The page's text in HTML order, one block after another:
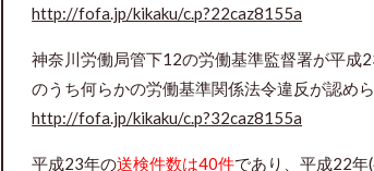
http://fofa.jp/kikaku/c.p?22caz8155a
神奈川労働局管下12の労働基準監督署が平成
のうち何らかの労働基準関係法令違反が認め
http://fofa.jp/kikaku/c.p?32caz8155a
平成23年の送検件数は40件であり、平成22年